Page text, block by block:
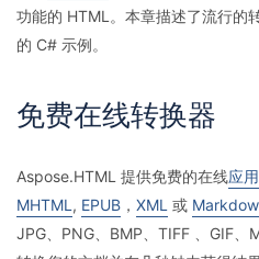
功能的 HTML。本章描述了流行的
的 C# 示例。
免费在线转换器
Aspose.HTML 提供免费的在线应
MHTML , EPUB ， XML 或
JPG、PNG、BMP、TIFF 、GIF、